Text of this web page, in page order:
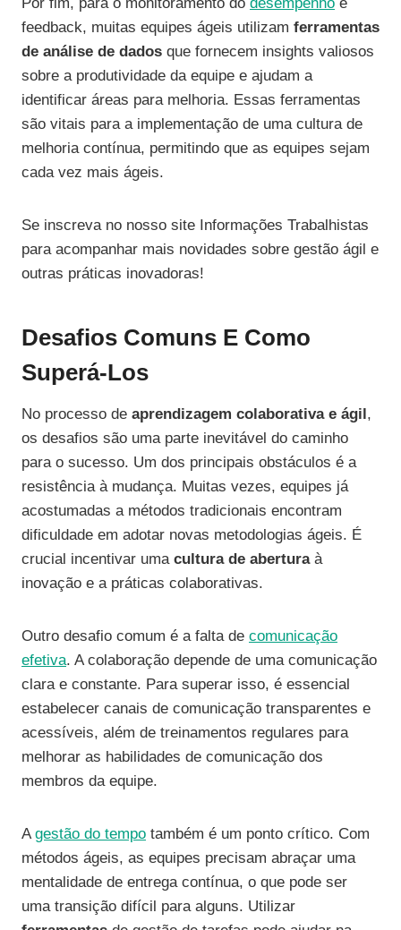
feedback, muitas equipes ágeis utilizam ferramentas
de análise de dados que fornecem insights valiosos
sobre a produtividade da equipe e ajudam a
identificar áreas para melhoria. Essas ferramentas
são vitais para a implementação de uma cultura de
melhoria contínua, permitindo que as equipes sejam
cada vez mais ágeis.
Se inscreva no nosso site Informações Trabalhistas
para acompanhar mais novidades sobre gestão ágil e
outras práticas inovadoras!
Desafios Comuns E Como
Superá-Los
No processo de aprendizagem colaborativa e ágil ,
os desafios são uma parte inevitável do caminho
para o sucesso. Um dos principais obstáculos é a
resistência à mudança. Muitas vezes, equipes já
acostumadas a métodos tradicionais encontram
dificuldade em adotar novas metodologias ágeis. É
crucial incentivar uma cultura de aberturaà
inovação e a práticas colaborativas.
Outro desafio comum é a falta de comunicação
efetiva. A colaboração depende de uma comunicação
clara e constante. Para superar isso, é essencial
estabelecer canais de comunicação transparentes e
acessíveis, além de treinamentos regulares para
melhorar as habilidades de comunicação dos
membros da equipe.
Agestão do tempo também é um ponto crítico. Com
métodos ágeis, as equipes precisam abraçar uma
mentalidade de entrega contínua, o que pode ser
uma transição difícil para alguns. Utilizar